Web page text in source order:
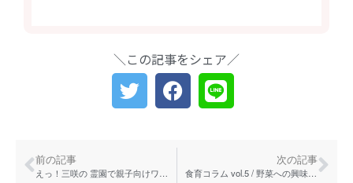
＼この記事をシェア／
前の記事
えっ！三咲の 霊園で親子向けワークショップイベント？！7月30日（火）開催！
次の記事
食育コラム vol.5 / 野菜への興味・関心を高めよう